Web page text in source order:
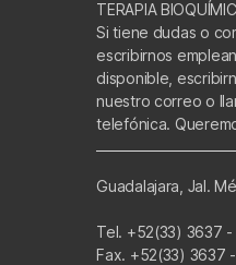
TERAPIA
Si tiene dudas o
escribirnos
disponible,
nuestro correo o
telefónica.
Guadalajara, Jal.
Tel. +52(33) 3637
Fax. +52(33) 3637